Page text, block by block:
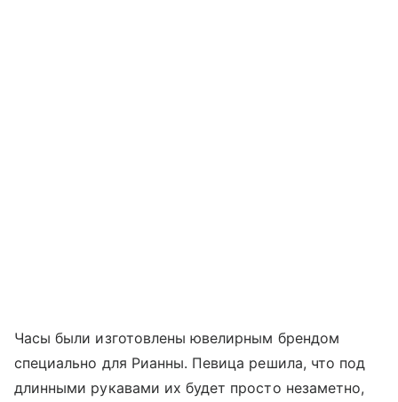
Часы были изготовлены ювелирным брендом
специально для Рианны. Певица решила, что под
длинными рукавами их будет просто незаметно,